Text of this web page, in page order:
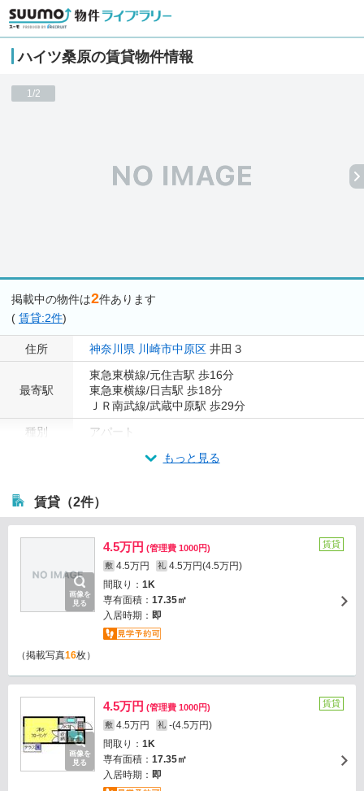
ハイツ桑原の賃貸物件情報
1/2
掲載中の物件は2件あります
( 賃貸:2件)
住所 神奈川県 川崎市中原区 井田３
最寄駅
東急東横線/元住吉駅 歩16分
東急東横線/日吉駅 歩18分
ＪＲ南武線/武蔵中原駅 歩29分
種別
アパート
もっと見る
賃貸（2件）
画像を
見る
4.5万円 (管理費 1000円)
敷 4.5万円 礼 4.5万円(4.5万円)
間取り： 1K
専有面積： 17.35㎡
入居時期： 即
賃貸
（掲載写真16枚）
画像を
見る
4.5万円 (管理費 1000円)
敷 4.5万円 礼 -(4.5万円)
間取り： 1K
専有面積： 17.35㎡
入居時期： 即
賃貸